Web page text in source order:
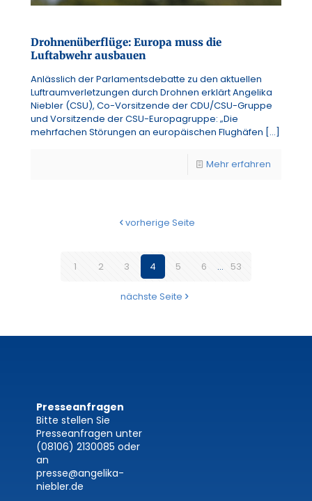
Drohnenüberflüge: Europa muss die
Luftabwehr ausbauen
Anlässlich der Parlamentsdebatte zu den aktuellen
Luftraumverletzungen durch Drohnen erklärt Angelika
Niebler (CSU), Co-Vorsitzende der CDU/CSU-Gruppe
und Vorsitzende der CSU-Europagruppe: „Die
mehrfachen Störungen an europäischen Flughäfen […]
Mehr erfahren
vorherige Seite
1 2 3 4 5 6 ... 53
nächste Seite
Presseanfragen
Bitte stellen Sie
Presseanfragen unter
(08106) 2130085 oder
an
presse@angelika-
niebler.de